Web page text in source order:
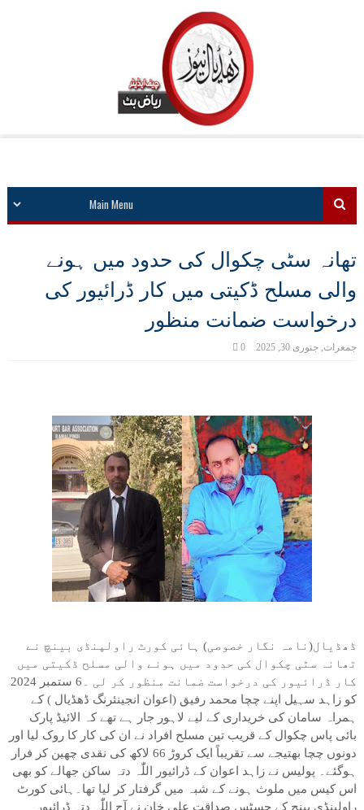
تھانہ سٹی چکوال کی حدود میں ہونے
والی مسلح ڈکیتی میں کار ڈرائیور کی
درخواست ضمانت منظور
جمعرات, جنوری 30, 2025 0
ڈھڈیال(نامہ نگار خصوصی) ہائی کورٹ راولپنڈی بینچ نے
تھانہ سٹی چکوال کی حدود میں ہونے والی مسلح ڈکیتی میں
کار ڈرائیور کی درخواست ضمانت منظور کر لی ۔6 ستمبر 2024
کو زاہد سہیل اپنے چچا محمد رفیق (اعوان انجینئرنگ ڈھڈیال ) کے
ہمراہ سامان کی خریداری کے لیے لاہور جار ہے تھے کہ الائیڈ پارک
بائی پاس چکوال کے قریب تین مسلح افراد نے ان کی کار کا روک لیا اور
دونوں چچا بھتیجے سے تقریباً ایک کروڑ 66 لاکھ کی نقدی چھین کر فرار
ہوگئے۔ پولیس نے زاہد اعوان کے ڈرائیور اللّٰہ دتہ ساکن جھالے کو بھی
اس کیس میں ملوث ہونے کے شبہ میں گرفتار کر لیا تھا۔ہائی کورٹ
راولپنڈی بینچ کے جسٹس صداقت علی خان نے آج اللّٰہ دتہ ڈرائیور